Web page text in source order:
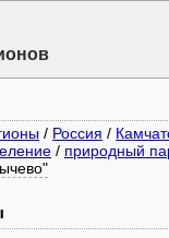
/ Россия /
/ природный